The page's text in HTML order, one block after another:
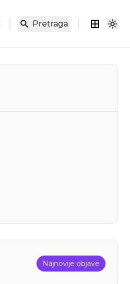
Pretraga
Najnovije objave